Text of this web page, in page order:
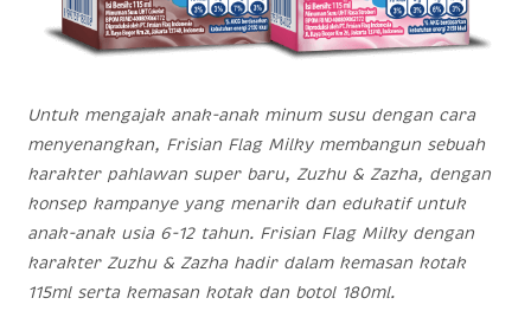
Untuk mengajak anak-anak minum susu dengan cara
menyenangkan, Frisian Flag Milky membangun sebuah
karakter pahlawan super baru, Zuzhu & Zazha, dengan
konsep kampanye yang menarik dan edukatif untuk
anak-anak usia 6-12 tahun. Frisian Flag Milky dengan
karakter Zuzhu & Zazha hadir dalam kemasan kotak
115ml serta kemasan kotak dan botol 180ml.